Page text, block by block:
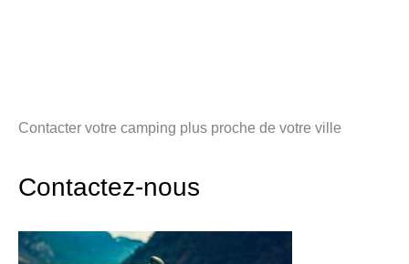
Contacter votre camping plus proche de votre ville
Contactez-nous